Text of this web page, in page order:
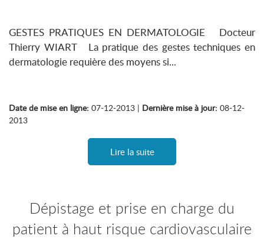
GESTES PRATIQUES EN DERMATOLOGIE Docteur
Thierry WIART La pratique des gestes techniques en
dermatologie requière des moyens si...
Date de mise en ligne: 07-12-2013 | Dernière mise à jour: 08-12-
2013
Lire la suite
Dépistage et prise en charge du
patient à haut risque cardiovasculaire